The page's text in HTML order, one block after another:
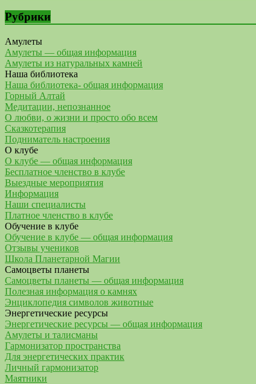
Рубрики
Амулеты
Амулеты — общая информация
Амулеты из натуральных камней
Наша библиотека
Наша библиотека- общая информация
Горный Алтай
Медитации, непознанное
О любви, о жизни и просто обо всем
Сказкотерапия
Подниматель настроения
О клубе
О клубе — общая информация
Бесплатное членство в клубе
Выездные мероприятия
Информация
Наши специалисты
Платное членство в клубе
Обучение в клубе
Обучение в клубе — общая информация
Отзывы учеников
Школа Планетарной Магии
Самоцветы планеты
Самоцветы планеты — общая информация
Полезная информация о камнях
Энциклопедия символов животные
Энергетические ресурсы
Энергетические ресурсы — общая информация
Амулеты и талисманы
Гармонизатор пространства
Для энергетических практик
Личный гармонизатор
Маятники